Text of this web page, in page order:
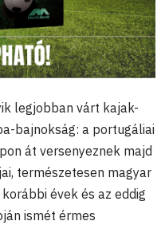
legjobban várt kajak-
bajnokság: a portugáliai
át versenyeznek majd
természetesen magyar
évek és az eddig
ismét érmes